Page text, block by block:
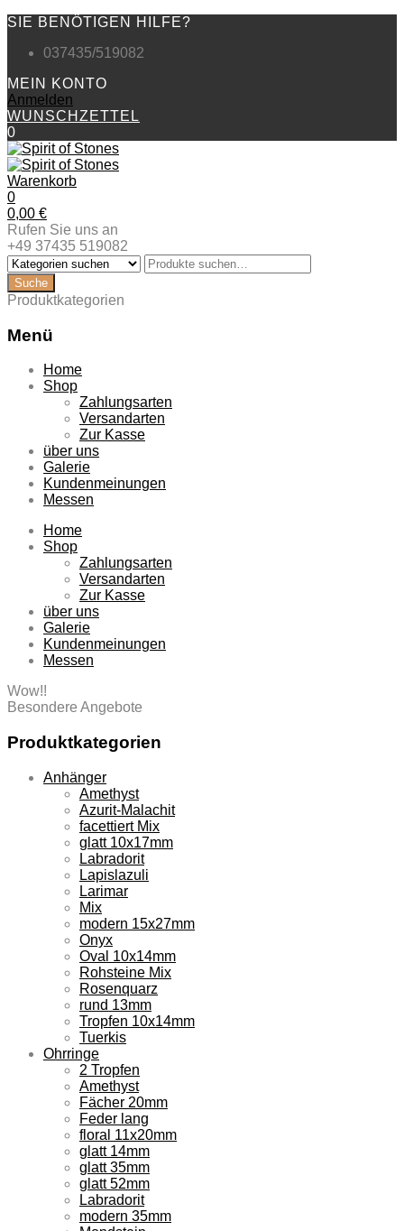
SIE BENÖTIGEN HILFE?
037435/519082
MEIN KONTO
Anmelden
WUNSCHZETTEL
0
Warenkorb
0
0,00 €
Rufen Sie uns an
+49 37435 519082
Produktkategorien
Menü
Zum
Inhalt
Home
Shop
Zahlungsarten
Versandarten
Zur Kasse
über uns
Galerie
Kundenmeinungen
Messen
Home
Shop
Zahlungsarten
Versandarten
Zur Kasse
über uns
Galerie
Kundenmeinungen
Messen
Wow!!
Besondere Angebote
Produktkategorien
Anhänger
Amethyst
Azurit-Malachit
facettiert Mix
glatt 10x17mm
Labradorit
Lapislazuli
Larimar
Mix
modern 15x27mm
Onyx
Oval 10x14mm
Rohsteine Mix
Rosenquarz
rund 13mm
Tropfen 10x14mm
Tuerkis
Ohrringe
2 Tropfen
Amethyst
Fächer 20mm
Feder lang
floral 11x20mm
glatt 14mm
glatt 35mm
glatt 52mm
Labradorit
modern 35mm